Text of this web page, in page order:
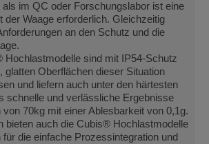
im QC oder Forschungslabor ist eine
der Waage erforderlich. Gleichzeitig
an den Schutz und die
Hochlastmodelle sind mit IP54-Schutz
glatten Oberflächen dieser Situation
und liefern auch unter den härtesten
schnelle und verlässliche Ergebnisse
von 70kg mit einer Ablesbarkeit von 0,1g.
bieten auch die Cubis® Hochlastmodelle
die einfache Prozessintegration und